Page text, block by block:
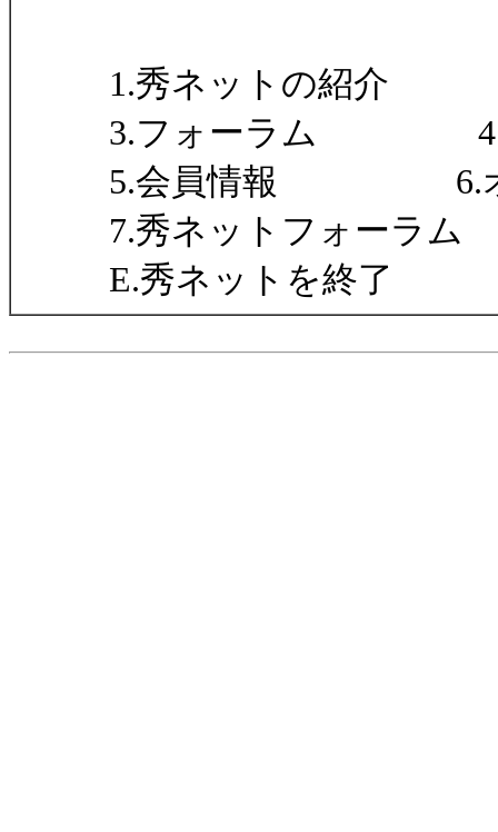
1.秀ネットの紹介
3.フォーラム 4.秀
5.会員情報 6.オン
7.秀ネットフォーラ
E.秀ネットを終了